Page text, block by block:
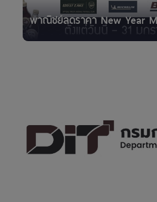
พาณิชย์ลดราคา New Year